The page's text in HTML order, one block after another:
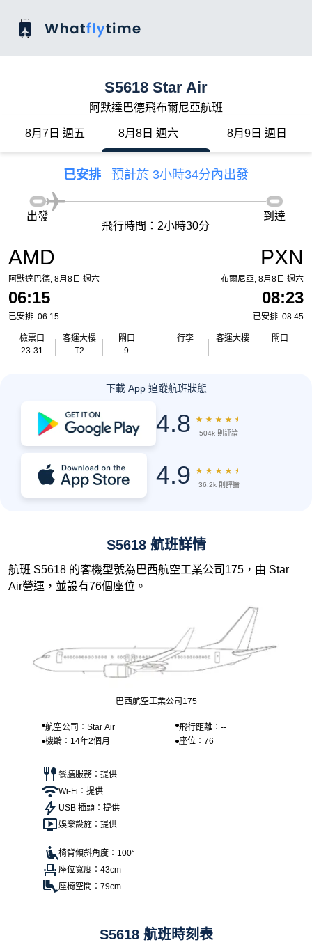
S5618 Star Air
阿默達巴德飛布爾尼亞航班
8月7日 週五 8月8日 週六 8月9日 週日
已安排 預計於 3小時34分內出發
AMD
阿默達巴德, 8月8日 週六
06:15
已安排: 06:15
檢票口
23-31
客運大樓
T2
閘口
9
出發
飛行時間：2小時30分
到達
PXN
布爾尼亞, 8月8日 週六
08:23
已安排: 08:45
行李
--
客運大樓
--
閘口
--
下載 App 追蹤航班狀態
4.8 ★ ★ ★ ★ ★
504k 則評論
4.9 ★ ★ ★ ★ ★
36.2k 則評論
S5618 航班詳情
航班 S5618 的客機型號為巴西航空工業公司175，由 Star
Air營運，並設有76個座位。
巴西航空工業公司175
航空公司：Star Air
飛行距離：--
機齡：14年2個月
座位：76
餐膳服務：提供
Wi-Fi：提供
USB 插頭：提供
娛樂設施：提供
椅背傾斜角度：100°
座位寬度：43cm
座椅空間：79cm
S5618 航班時刻表